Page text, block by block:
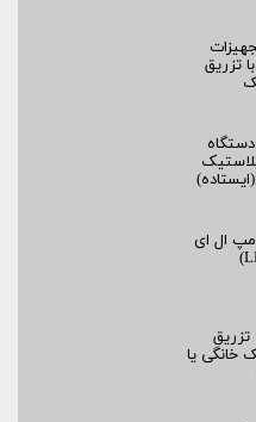
تزریق
ال ای
خانگی یا